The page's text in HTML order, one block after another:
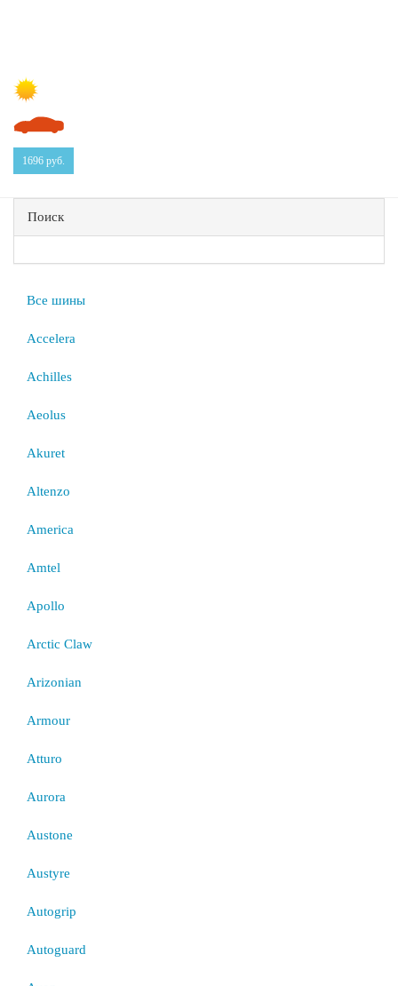
1696 руб.
Поиск
Все шины
Accelera
Achilles
Aeolus
Akuret
Altenzo
America
Amtel
Apollo
Arctic Claw
Arizonian
Armour
Atturo
Aurora
Austone
Austyre
Autogrip
Autoguard